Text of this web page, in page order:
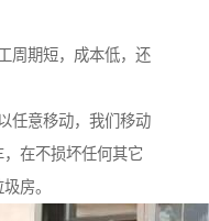
周期短，成本低，还
任意移动，我们移动
在不损坏任何其它
房。